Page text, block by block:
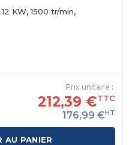
KW, 1500 tr/min,
Prix unitaire :
212,39 €TTC
176,99 €HT
AU PANIER